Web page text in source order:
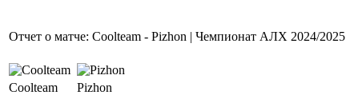
Отчет о матче: Coolteam - Pizhon | Чемпионат АЛХ 2024/2025
Coolteam
Pizhon